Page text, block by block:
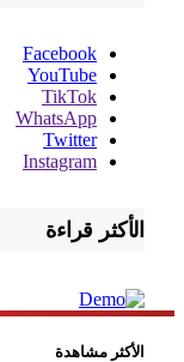
Facebook
YouTube
TikTok
WhatsApp
Twitter
Instagram
الأكثر قراءة
الأكثر مشاهدة